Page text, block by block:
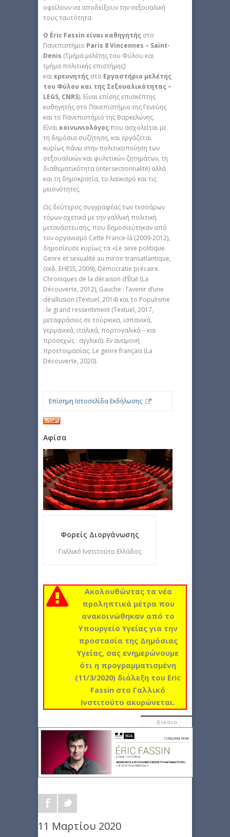
οφείλουν να αποδείξουν την σεξουαλική
τους ταυτότητα.
Ο Éric Fassin είναι καθηγητής στο
Πανεπιστήμιο Paris 8 Vincennes – Saint-
Denis (Τμήμα μελέτης του Φύλου και
τμήμα πολιτικής επιστήμης)
καιερευνητής στο Εργαστήριο μελέτης
του Φύλου και της Σεξουαλικότητας –
LEGS, CNRS). Είναι επίσης επισκέπτης
καθηγητής στο Πανεπιστήμιο της Γενεύης
και το Πανεπιστήμιο της Βαρκελώνης.
Είναι κοινωνιολόγοςπου ασχολείται με
τη δημόσια συζήτηση, και εργάζεται
κυρίως πάνω στην πολιτικοποίηση των
σεξουαλικών και φυλετικών ζητημάτων, τη
διαθεματικότητα (intersectionnalité) αλλά
και τη δημοκρατία, το λαϊκισμό και τις
μειονότητες.
Ως δεύτερος συγγραφέας των τεσσάρων
τόμων σχετικά με την γαλλική πολιτική
μετανάστευσης, που δημοσιεύτηκαν από
τον οργανισμό Cette France-là (2009-2012),
δημοσίευσε κυρίως τα «Le sexe politique.
Genre et sexualité au miroir transatlantique,
(εκδ. EHESS, 2009), Démocratie précaire.
Chroniques de la déraison d’État (La
Découverte, 2012), Gauche : l’avenir d’une
désillusion (Textuel, 2014) και το Populisme
: le grand ressentiment (Textuel, 2017,
μεταφράσεις σε τούρκικα, ισπανικά,
γερμανικά, ιταλικά, πορτογαλικά – και
προσεχώς : αγγλικά). Εν αναμονή
προετοιμασίας: Le genre français (La
Découverte, 2020).
Επίσημη Ιστοσελίδα Εκδήλωσης
Αφίσα
Φορείς Διοργάνωσης
Γαλλικό Ινστιτούτο Ελλάδος
Ακολουθώντας τα νέα
προληπτικά μέτρα που
ανακοινώθηκαν από το
Υπουργείο Υγείας για την
προστασία της Δημόσιας
Υγείας, σας ενημερώνουμε
ότι η προγραμματισμένη
(11/3/2020) διάλεξη του Eric
Fassin στο Γαλλικό
Ινστιτούτο ακυρώνεται.
Δίκαιο
11 Μαρτίου 2020